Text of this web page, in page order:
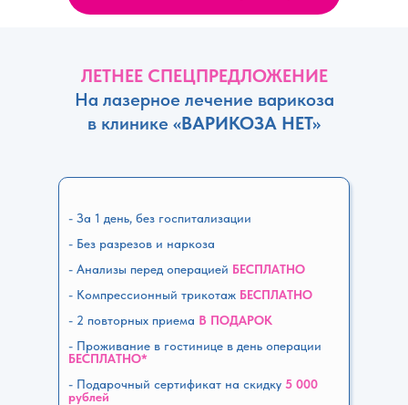
ЛЕТНЕЕ СПЕЦПРЕДЛОЖЕНИЕ
На лазерное лечение варикоза
в клинике «ВАРИКОЗА НЕТ»
- За 1 день, без госпитализации
- Без разрезов и наркоза
- Анализы перед операцией БЕСПЛАТНО
- Компрессионный трикотаж БЕСПЛАТНО
- 2 повторных приема В ПОДАРОК
- Проживание в гостинице в день операции
БЕСПЛАТНО*
- Подарочный сертификат на скидку 5 000
рублей